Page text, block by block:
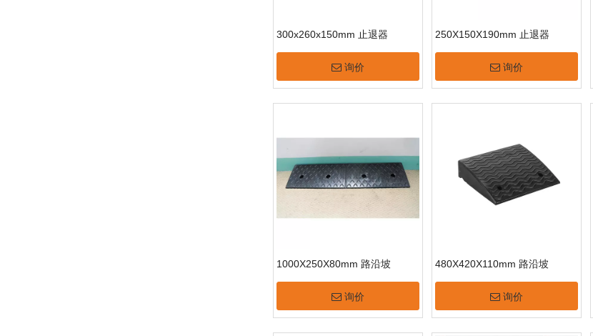
300x260x150mm 止退器
询价
250X150X190mm 止退器
询价
1000X250X80mm 路沿坡
询价
480X420X110mm 路沿坡
询价